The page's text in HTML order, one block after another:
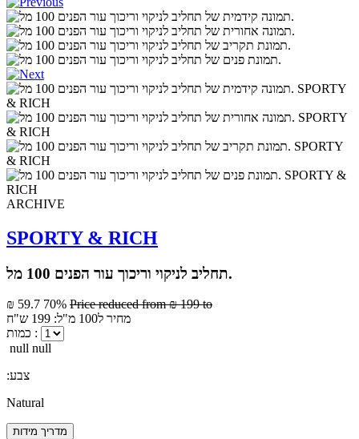
ARCHIVE
SPORTY & RICH
תחליב לניקוי וריכוך עור הפנים 100 מל.
₪ 59.7 70% Price reduced from₪ 199 to
מחיר ל100 מ"ל: 199 ש"ח
כמות :
null null
:צבע
Natural
מדריך מידות